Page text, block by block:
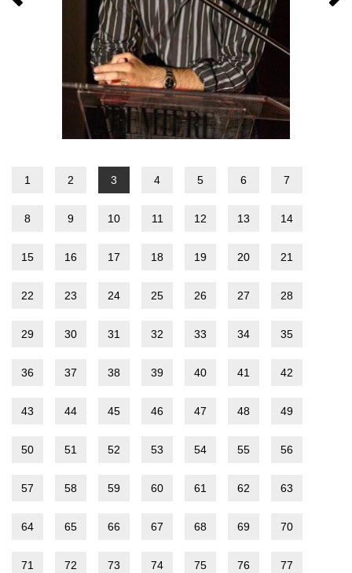
1 2 3 4 5 6 7
8 9 10 11 12 13 14
15 16 17 18 19 20 21
22 23 24 25 26 27 28
29 30 31 32 33 34 35
36 37 38 39 40 41 42
43 44 45 46 47 48 49
50 51 52 53 54 55 56
57 58 59 60 61 62 63
64 65 66 67 68 69 70
71 72 73 74 75 76 77